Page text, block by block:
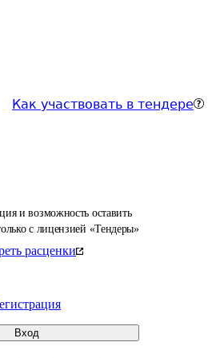
Как участвовать в тендере
и возможность оставить
с лицензией «Тендеры»
расценки
Вход